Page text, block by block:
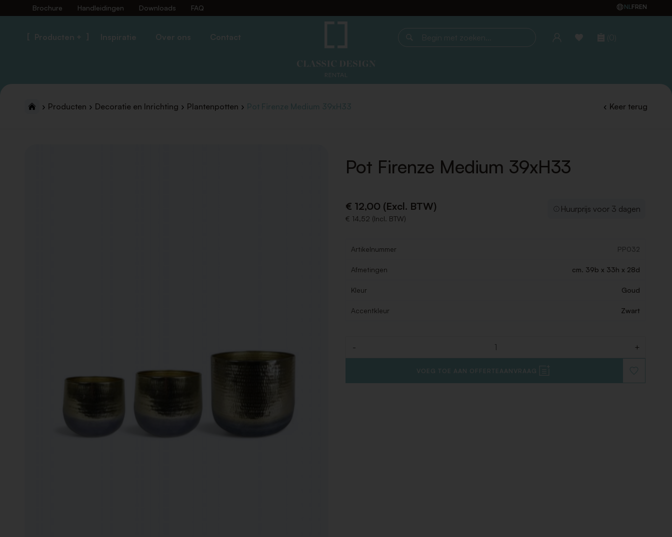
Brochure Handleidingen Downloads FAQ NLFREN
Producten + Inspiratie Over ons Contact
Begin met zoeken... (0)
Producten Decoratie en Inrichting Plantenpotten Pot Firenze Medium 39xH33 Keer terug
Pot Firenze Medium 39xH33
€ 12,00 (Excl. BTW)
€ 14,52 (Incl. BTW)
Huurprijs voor 3 dagen
Artikelnummer PP032
Afmetingen cm. 39b x 33h x 28d
Kleur Goud
Accentkleur Zwart
- +
VOEG TOE AAN OFFERTEAANVRAAG
TOE